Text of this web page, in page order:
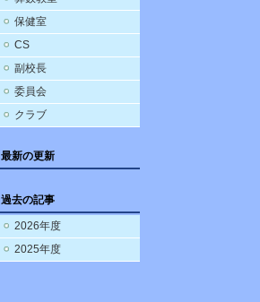
保健室
CS
副校長
委員会
クラブ
最新の更新
過去の記事
2026年度
2025年度